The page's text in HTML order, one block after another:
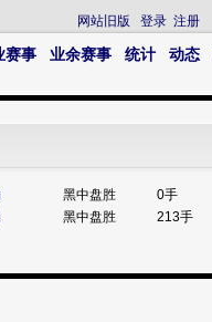
网站旧版 登录 注册
赛事 业余赛事 统计 动态
黑中盘胜
0手
黑中盘胜 213手